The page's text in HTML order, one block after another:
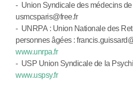
- Union Syndicale des médecins de
usmcsparis@free.fr
- UNRPA : Union Nationale des
personnes âgées :
www.unrpa.fr
- USP Union Syndicale de la
www.uspsy.fr